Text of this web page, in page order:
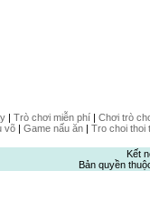
| Trò chơi miễn phí| Chơi trò
võ| Game nấu ăn| Tro choi thoi
Kết
Bản quyền